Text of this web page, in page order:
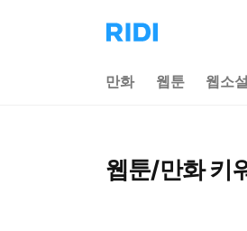
리
디
으
만화 웹툰 웹소설
웹툰/만화 키